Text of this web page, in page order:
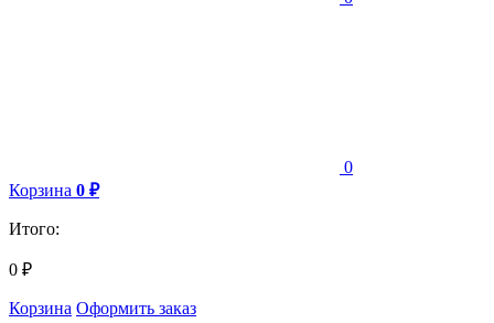
0
Корзина 0 ₽
Итого:
0 ₽
Корзина Оформить заказ